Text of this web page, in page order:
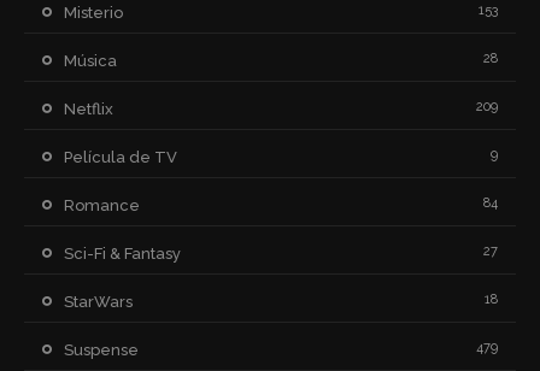
Misterio 153
Música 28
Netflix 209
Película de TV 9
Romance 84
Sci-Fi & Fantasy 27
StarWars 18
Suspense 479